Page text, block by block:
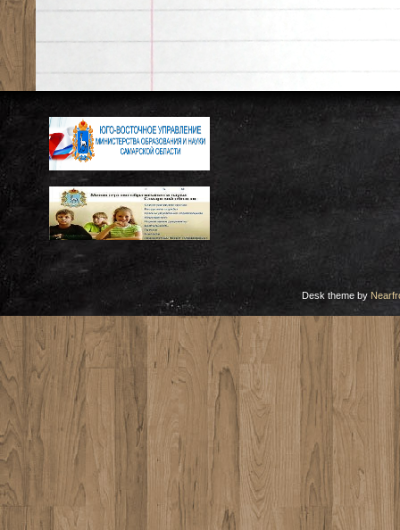
Desk theme by